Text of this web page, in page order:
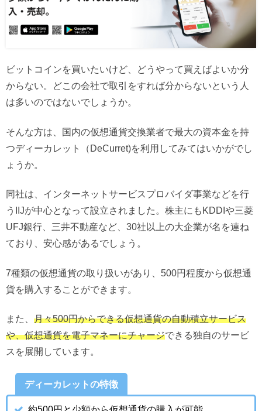
ビットコインを買いたいけど、どうやって買えばよいか分
からない。どこの会社で取引をすれば分からないという人
は多いのではないでしょうか。
そんな方は、国内の仮想通貨交換業者で最大の資本金を持
つディーカレット（DeCurret)を利用してみてはいかがでし
ょうか。
同社は、インターネットサービスプロバイダ事業などを行
うIIJが中心となって設立されました。株主にもKDDIや三菱
UFJ銀行、三井不動産など、30社以上の大企業が名を連ね
ており、安心感があるでしょう。
7種類の仮想通貨の取り扱いがあり、500円程度から仮想通
貨を購入することができます。
また、 月々500円からできる仮想通貨の自動積立サービス
や、仮想通貨を電子マネーにチャージできる独自のサービ
スを展開しています。
ディーカレットの特徴
約500円と少額から仮想通貨の購入が可能